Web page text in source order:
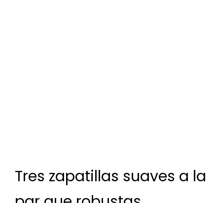
Tres zapatillas suaves a la